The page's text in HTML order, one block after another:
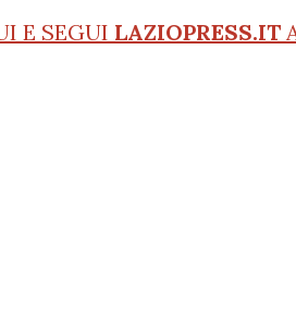
E SEGUI LAZIOPRESS.IT